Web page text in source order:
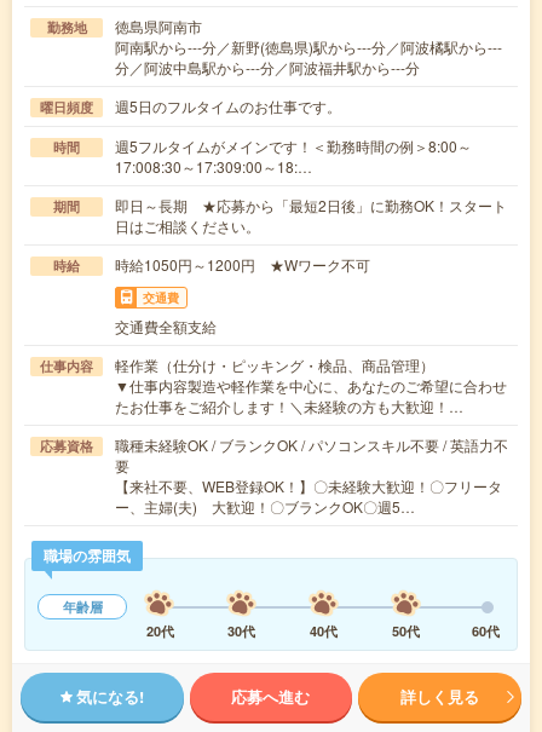
勤務地
徳島県阿南市
阿南駅から---分／新野(徳島県)駅から---分／阿波橘駅から---
分／阿波中島駅から---分／阿波福井駅から---分
曜日頻度 週5日のフルタイムのお仕事です。
時間
週5フルタイムがメインです！＜勤務時間の例＞8:00～
17:008:30～17:309:00～18:…
期間
即日～長期 ★応募から「最短2日後」に勤務OK！スタート
日はご相談ください。
時給 時給1050円～1200円 ★Wワーク不可
交通費
交通費全額支給
仕事内容
軽作業（仕分け・ピッキング・検品、商品管理）
▼仕事内容製造や軽作業を中心に、あなたのご希望に合わせ
たお仕事をご紹介します！＼未経験の方も大歓迎！…
応募資格
職種未経験OK / ブランクOK / パソコンスキル不要 / 英語力不
要
【来社不要、WEB登録OK！】〇未経験大歓迎！〇フリータ
ー、主婦(夫) 大歓迎！〇ブランクOK〇週5…
職場の雰囲気
年齢層
20代
30代 40代 50代 60代
気になる! 応募へ進む 詳しく見る